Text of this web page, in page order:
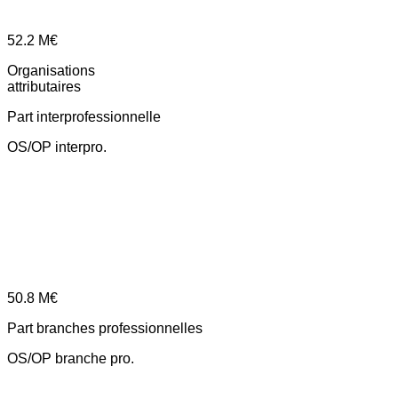
52.2 M€
Organisations
attributaires
Part interprofessionnelle
OS/OP interpro.
50.8 M€
Part branches professionnelles
OS/OP branche pro.